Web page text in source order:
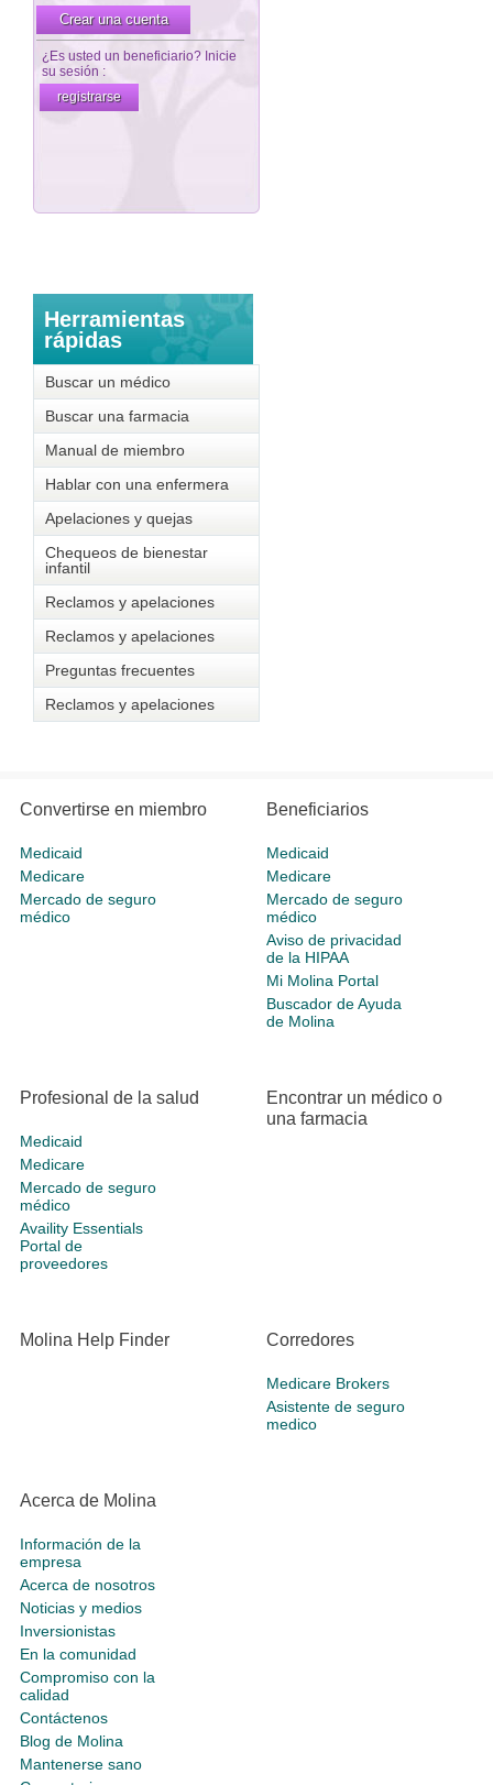
Herramientas
rápidas
Buscar un médico
Buscar una farmacia
Manual de miembro
Hablar con una enfermera
Apelaciones y quejas
Chequeos de bienestar
infantil
Reclamos y apelaciones
Reclamos y apelaciones
Preguntas frecuentes
Reclamos y apelaciones
Convertirse en miembro
Medicaid
Medicare
Mercado de seguro
médico
Beneficiarios
Medicaid
Medicare
Mercado de seguro
médico
Aviso de privacidad
de la HIPAA
Mi Molina Portal
Buscador de Ayuda
de Molina
Profesional de la salud
Medicaid
Medicare
Mercado de seguro
médico
Availity Essentials
Portal de
proveedores
Encontrar un médico o
una farmacia
Molina Help Finder Corredores
Medicare Brokers
Asistente de seguro
medico
Acerca de Molina
Información de la
empresa
Acerca de nosotros
Noticias y medios
Inversionistas
En la comunidad
Compromiso con la
calidad
Contáctenos
Blog de Molina
Mantenerse sano